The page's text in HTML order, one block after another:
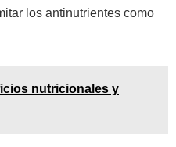
los antinutrientes como
nutricionales y